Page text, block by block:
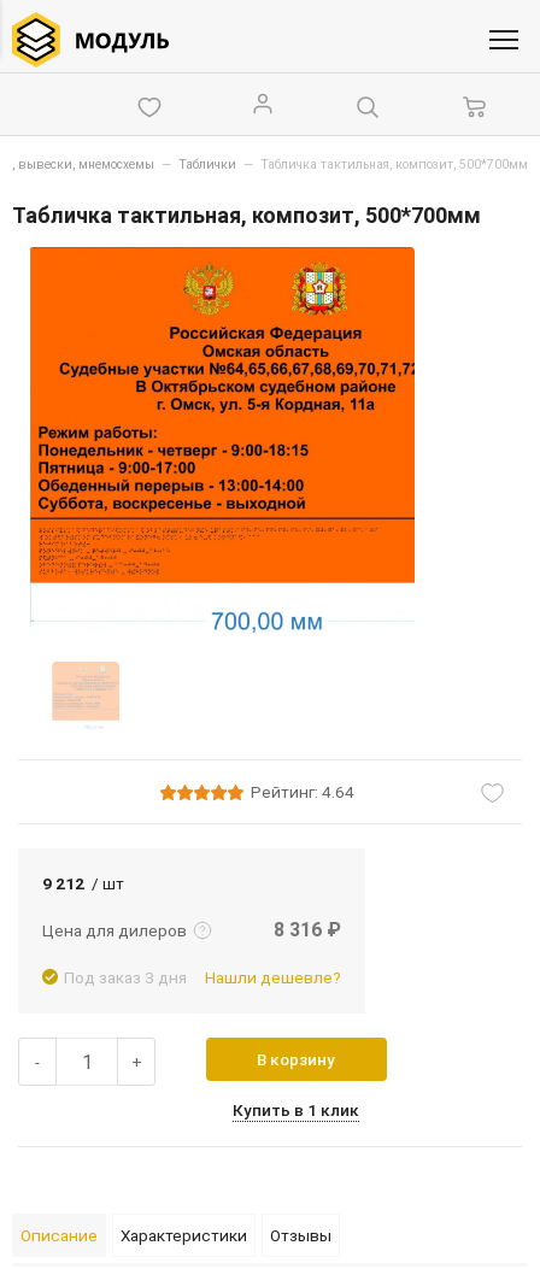
вывески, мнемосхемы — Таблички — Табличка тактильная, композит, 500*700мм
Табличка тактильная, композит, 500*700мм
Рейтинг: 4.64
9 212 / шт
Цена для дилеров
Подробнее
8 316 ₽
Под заказ 3 дня Нашли дешевле?
- + В корзину
Купить в 1 клик
Описание Характеристики Отзывы